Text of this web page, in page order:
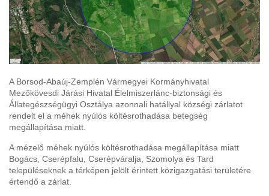
A Borsod-Abaúj-Zemplén Vármegyei Kormányhivatal
Mezőkövesdi Járási Hivatal Élelmiszerlánc-biztonsági és
Állategészségügyi Osztálya azonnali hatállyal községi zárlatot
rendelt el a méhek nyúlós költésrothadása betegség
megállapítása miatt.
A mézelő méhek nyúlós költésrothadása megállapítása miatt
Bogács, Cserépfalu, Cserépváralja, Szomolya és Tard
településeknek a térképen jelölt érintett közigazgatási területére
értendő a zárlat.